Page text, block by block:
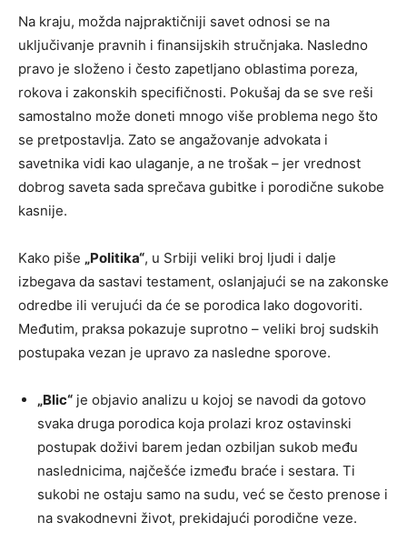
Na kraju, možda najpraktičniji savet odnosi se na
uključivanje pravnih i finansijskih stručnjaka. Nasledno
pravo je složeno i često zapetljano oblastima poreza,
rokova i zakonskih specifičnosti. Pokušaj da se sve reši
samostalno može doneti mnogo više problema nego što
se pretpostavlja. Zato se angažovanje advokata i
savetnika vidi kao ulaganje, a ne trošak – jer vrednost
dobrog saveta sada sprečava gubitke i porodične sukobe
kasnije.
Kako piše „Politika“, u Srbiji veliki broj ljudi i dalje
izbegava da sastavi testament, oslanjajući se na zakonske
odredbe ili verujući da će se porodica lako dogovoriti.
Međutim, praksa pokazuje suprotno – veliki broj sudskih
postupaka vezan je upravo za nasledne sporove.
„Blic“ je objavio analizu u kojoj se navodi da gotovo
svaka druga porodica koja prolazi kroz ostavinski
postupak doživi barem jedan ozbiljan sukob među
naslednicima, najčešće između braće i sestara. Ti
sukobi ne ostaju samo na sudu, već se često prenose i
na svakodnevni život, prekidajući porodične veze.